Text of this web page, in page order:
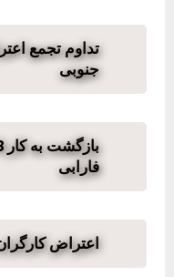
تداوم تجمع
جنوبی
فارابی
اعتراض